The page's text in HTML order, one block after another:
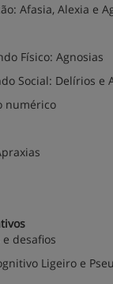
Afasia, Alexia e
Físico: Agnosias
Social: Delírios e
numérico
desafios
Ligeiro e